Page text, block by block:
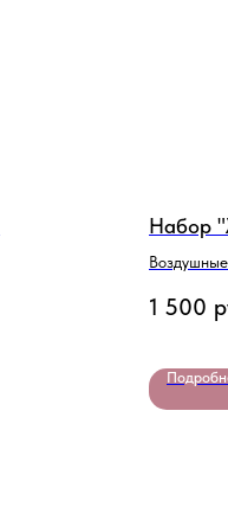
Набор
1 500